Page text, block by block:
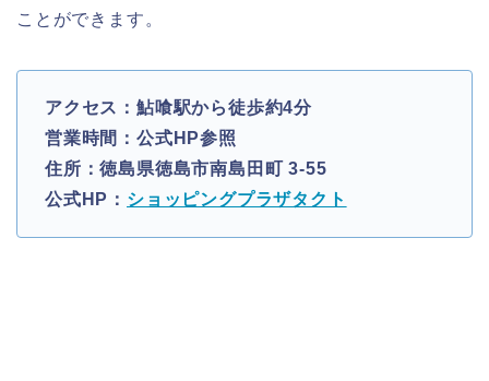
ことができます。
アクセス：鮎喰駅から徒歩約4分
営業時間：公式HP参照
住所：徳島県徳島市南島田町 3-55
公式HP： ショッピングプラザタクト